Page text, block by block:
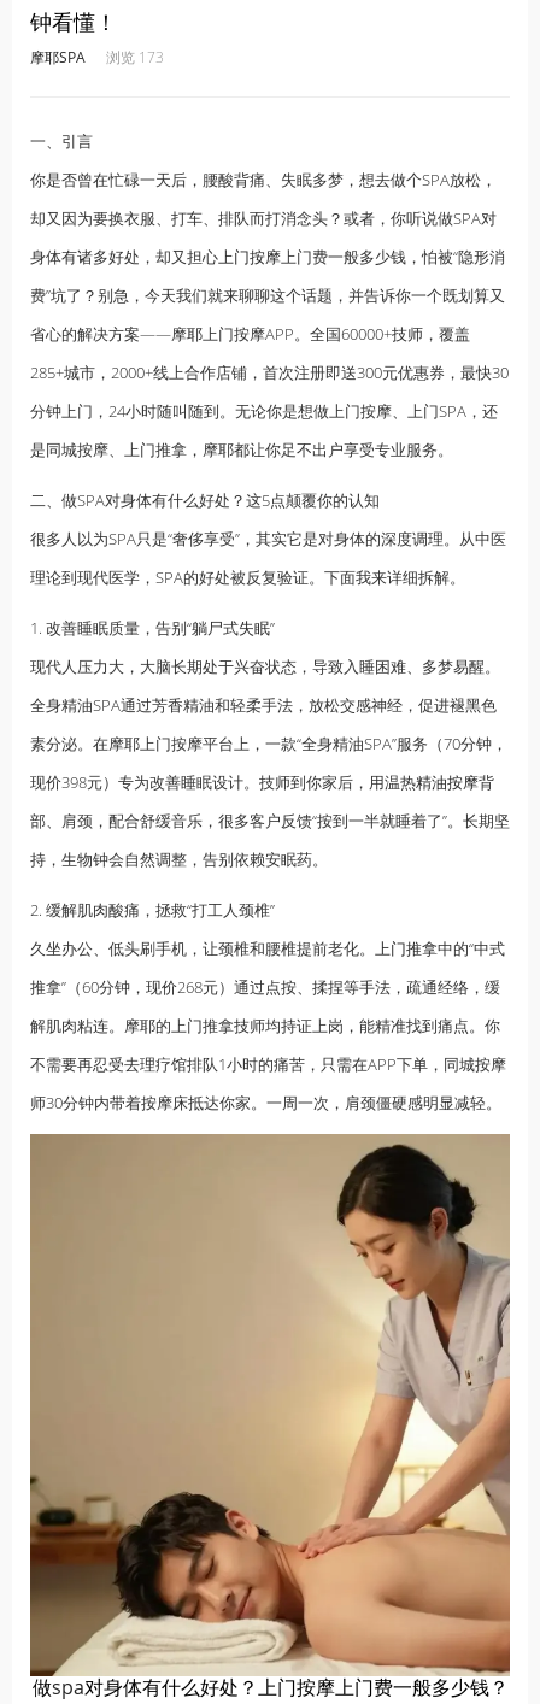
钟看懂！
摩耶SPA 浏览 173
一、引言
你是否曾在忙碌一天后，腰酸背痛、失眠多梦，想去做个SPA放松，
却又因为要换衣服、打车、排队而打消念头？或者，你听说做SPA对
身体有诸多好处，却又担心上门按摩上门费一般多少钱，怕被“隐形消
费”坑了？别急，今天我们就来聊聊这个话题，并告诉你一个既划算又
省心的解决方案——摩耶上门按摩APP。全国60000+技师，覆盖
285+城市，2000+线上合作店铺，首次注册即送300元优惠券，最快30
分钟上门，24小时随叫随到。无论你是想做上门按摩、上门SPA，还
是同城按摩、上门推拿，摩耶都让你足不出户享受专业服务。
二、做SPA对身体有什么好处？这5点颠覆你的认知
很多人以为SPA只是“奢侈享受”，其实它是对身体的深度调理。从中医
理论到现代医学，SPA的好处被反复验证。下面我来详细拆解。
1. 改善睡眠质量，告别“躺尸式失眠”
现代人压力大，大脑长期处于兴奋状态，导致入睡困难、多梦易醒。
全身精油SPA通过芳香精油和轻柔手法，放松交感神经，促进褪黑色
素分泌。在摩耶上门按摩平台上，一款“全身精油SPA”服务（70分钟，
现价398元）专为改善睡眠设计。技师到你家后，用温热精油按摩背
部、肩颈，配合舒缓音乐，很多客户反馈“按到一半就睡着了”。长期坚
持，生物钟会自然调整，告别依赖安眠药。
2. 缓解肌肉酸痛，拯救“打工人颈椎”
久坐办公、低头刷手机，让颈椎和腰椎提前老化。 上门推拿中的“中式
推拿”（60分钟，现价268元）通过点按、揉捏等手法，疏通经络，缓
解肌肉粘连。摩耶的上门推拿技师均持证上岗，能精准找到痛点。你
不需要再忍受去理疗馆排队1小时的痛苦，只需在APP下单，同城按摩
师30分钟内带着按摩床抵达你家。一周一次，肩颈僵硬感明显减轻。
做spa对身体有什么好处？上门按摩上门费一般多少钱？